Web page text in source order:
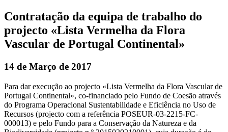
Contratação da equipa de trabalho do
projecto «Lista Vermelha da Flora
Vascular de Portugal Continental»
14 de Março de 2017
Para dar execução ao projecto «Lista Vermelha da Flora Vascular de
Portugal Continental», co-financiado pelo Fundo de Coesão através
do Programa Operacional Sustentabilidade e Eficiência no Uso de
Recursos (projecto com a referência POSEUR-03-2215-FC-
000013) e pelo Fundo para a Conservação da Natureza e da